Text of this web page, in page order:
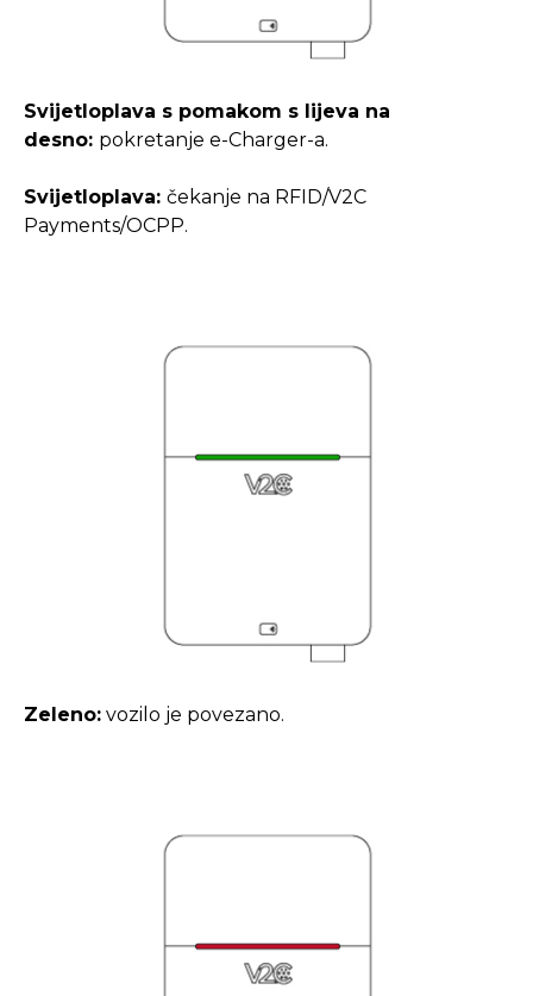
Svijetloplava s pomakom s lijeva na
desno: pokretanje e-Charger-a.
Svijetloplava: čekanje na RFID/V2C
Payments/OCPP.
Zeleno: vozilo je povezano.